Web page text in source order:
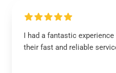
I had a fantastic
their fast and reliable